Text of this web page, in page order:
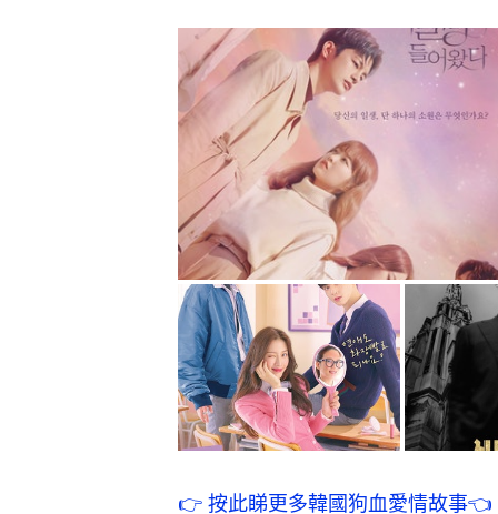
👉 按此睇更多韓國狗血愛情故事👈